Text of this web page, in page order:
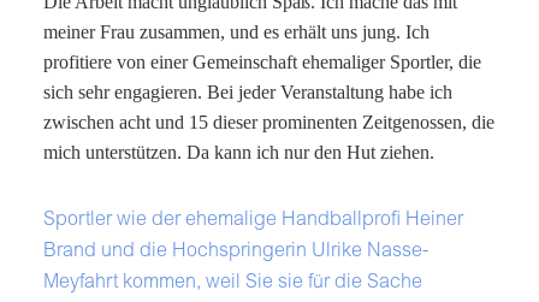
meiner Frau zusammen, und es erhält uns jung. Ich
profitiere von einer Gemeinschaft ehemaliger Sportler, die
sich sehr engagieren. Bei jeder Veranstaltung habe ich
zwischen acht und 15 dieser prominenten Zeitgenossen, die
mich unterstützen. Da kann ich nur den Hut ziehen.
Sportler wie der ehemalige Handballprofi Heiner
Brand und die Hochspringerin Ulrike Nasse-
Meyfahrt kommen, weil Sie sie für die Sache